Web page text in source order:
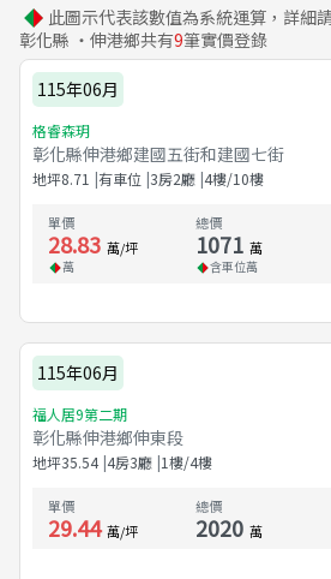
此圖示代表該數值為系統運算，詳細
彰化縣 ・伸港鄉共有9筆實價登錄
115年06月
格睿森玥
彰化縣伸港鄉建國五街和建國七街
地坪8.71 有車位 3房2廳 4樓/10樓
單價
28.83 萬/坪
萬
總價
1071 萬
含車位萬
115年06月
福人居9第二期
彰化縣伸港鄉伸東段
地坪35.54 4房3廳 1樓/4樓
單價
29.44 萬/坪
總價
2020 萬